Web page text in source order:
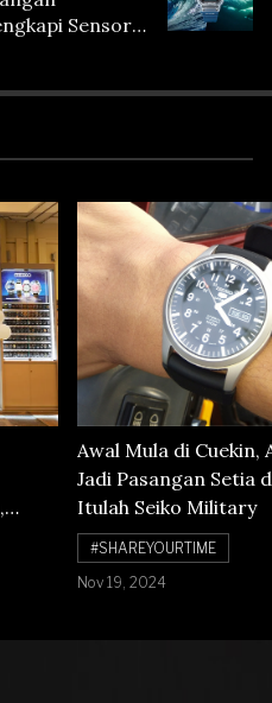
Sensor
Awal Mula di Cuekin,
Jadi Pasangan Setia
Itulah Seiko Military
#SHAREYOURTIME
Nov 19, 2024